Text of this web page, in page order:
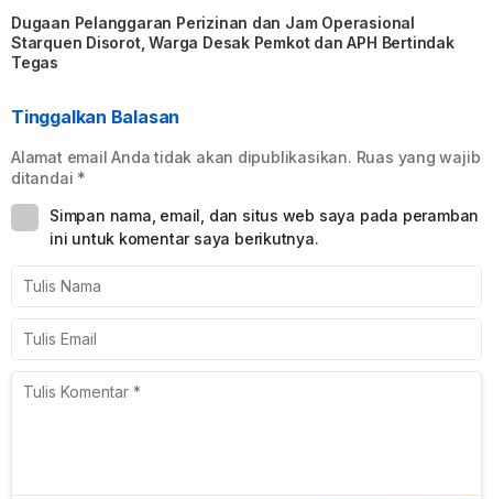
Dugaan Pelanggaran Perizinan dan Jam Operasional
Starquen Disorot, Warga Desak Pemkot dan APH Bertindak
Tegas
Tinggalkan Balasan
Alamat email Anda tidak akan dipublikasikan. Ruas yang wajib
ditandai *
Simpan nama, email, dan situs web saya pada peramban
ini untuk komentar saya berikutnya.